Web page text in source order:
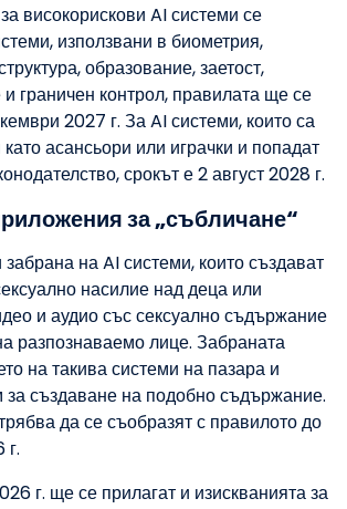
високорискови AI системи се
използвани в биометрия,
образование, заетост,
граничен контрол, правилата ще се
2027 г. За AI системи, които са
като асансьори или играчки и попадат
срокът е 2 август 2028 г.
за „събличане“
на AI системи, които създават
насилие над деца или
и аудио със сексуално съдържание
разпознаваемо лице. Забраната
на такива системи на пазара и
за създаване на подобно съдържание.
да се съобразят с правилото до
г.
г. ще се прилагат и изискванията за